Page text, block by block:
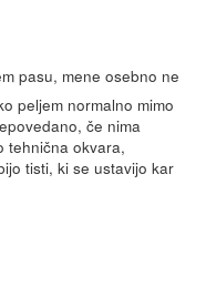
pasu, mene osebno ne
peljem normalno mimo
če nima
tehnična okvara,
tisti, ki se ustavijo kar